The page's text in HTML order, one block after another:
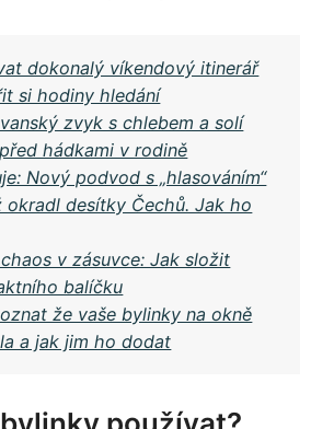
dokonalý víkendový itinerář
si hodiny hledání
zvyk s chlebem a solí
hádkami v rodině
Nový podvod s „hlasováním“
okradl desítky Čechů. Jak ho
v zásuvce: Jak složit
balíčku
že vaše bylinky na okně
a jak jim ho dodat